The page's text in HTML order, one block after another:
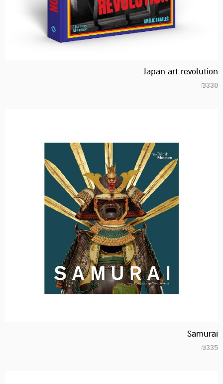
Japan art revolution
₪330
Samurai
₪335